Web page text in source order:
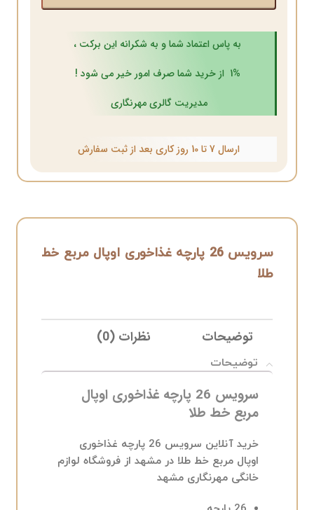
به پاس اعتماد شما و به شکرانه این برکت ،
1% از خرید شما صرف امور خیر می شود !
مدیریت گالری مهرنگاری
ارسال 7 تا 10 روز کاری بعد از ثبت سفارش
سرویس 26 پارچه غذاخوری اوپال مربع خط
طلا
توضیحات نظرات (0)
توضیحات
سرویس 26 پارچه غذاخوری اوپال
مربع خط طلا
خرید آنلاین سرویس 26 پارچه غذاخوری
اوپال مربع خط طلا در مشهد از فروشگاه لوازم
خانگی مهرنگاری مشهد